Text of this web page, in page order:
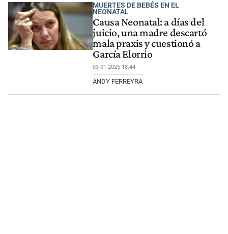
MUERTES DE BEBÉS EN EL
NEONATAL
Causa Neonatal: a días del
juicio, una madre descartó
mala praxis y cuestionó a
García Elorrio
03-01-2025 18:44
ANDY FERREYRA